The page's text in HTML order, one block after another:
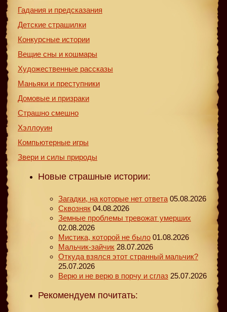
Гадания и предсказания
Детские страшилки
Конкурсные истории
Вещие сны и кошмары
Художественные рассказы
Маньяки и преступники
Домовые и призраки
Страшно смешно
Хэллоуин
Компьютерные игры
Звери и силы природы
Новые страшные истории:
Загадки, на которые нет ответа 05.08.2026
Сквозняк 04.08.2026
Земные проблемы тревожат умерших
02.08.2026
Мистика, которой не было 01.08.2026
Мальчик-зайчик 28.07.2026
Откуда взялся этот странный мальчик?
25.07.2026
Верю и не верю в порчу и сглаз 25.07.2026
Рекомендуем почитать: